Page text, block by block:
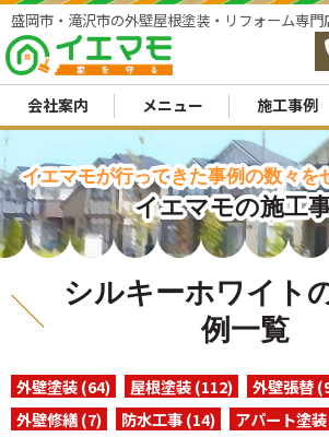
盛岡市・滝沢市の外壁屋根塗装・リフォーム専門
会社案内 メニュー 施工事例
イエマモが行ってきた事例の数々を
イエマモの施工
シルキーホワイト
例一覧
外壁塗装 (64) 屋根塗装 (112) 外壁張替
外壁修繕 (7)
防水工事 (14) アパート塗